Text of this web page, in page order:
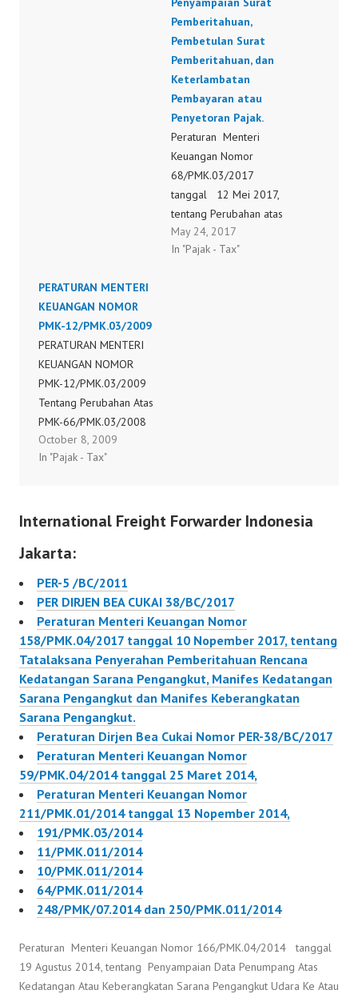
Pemberitahuan,
Pembetulan Surat
Pemberitahuan, dan
Keterlambatan
Pembayaran atau
Penyetoran Pajak.
Peraturan Menteri
Keuangan Nomor
68/PMK.03/2017
tanggal 12 Mei 2017,
tentang Perubahan atas
Peraturan Menteri
Keuangan Nomor
May 24, 2017
In "Pajak - Tax"
PERATURAN MENTERI
KEUANGAN NOMOR
PMK-12/PMK.03/2009
PERATURAN MENTERI
KEUANGAN NOMOR
PMK-12/PMK.03/2009
Tentang Perubahan Atas
PMK-66/PMK.03/2008
Tentang Tata Cara
Penyampaian atau
Dapat Diberikan
Administrasi Dalam
Rangka Penerapan
Pasal 37 A UU No. 6
tahun 1983 Tentang
KUP Sebagaimana Telah
Beberapa Kali Diubah
Terakhir dengan UU No.
28 Tahun 2007…
October 8, 2009
In "Pajak - Tax"
International Freight Forwarder Indonesia
Jakarta:
PER-5 /BC/2011
PER DIRJEN BEA CUKAI 38/BC/2017
Peraturan Menteri Keuangan Nomor
158/PMK.04/2017 tanggal 10 Nopember 2017, tentang
Tatalaksana Penyerahan Pemberitahuan Rencana
Kedatangan Sarana Pengangkut, Manifes Kedatangan
Sarana Pengangkut dan Manifes Keberangkatan
Sarana Pengangkut.
Peraturan Dirjen Bea Cukai Nomor PER-38/BC/2017
Peraturan Menteri Keuangan Nomor
59/PMK.04/2014 tanggal 25 Maret 2014,
Peraturan Menteri Keuangan Nomor
211/PMK.01/2014 tanggal 13 Nopember 2014,
191/PMK.03/2014
11/PMK.011/2014
10/PMK.011/2014
64/PMK.011/2014
248/PMK/07.2014 dan 250/PMK.011/2014
Peraturan Menteri Keuangan Nomor 166/PMK.04/2014 tanggal
19 Agustus 2014, tentang Penyampaian Data Penumpang Atas
Kedatangan Atau Keberangkatan Sarana Pengangkut Udara Ke Atau